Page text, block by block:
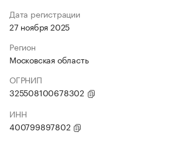
Дата регистрации
27 ноября 2025
Регион
Московская область
ОГРНИП
325508100678302
ИНН
400799897802